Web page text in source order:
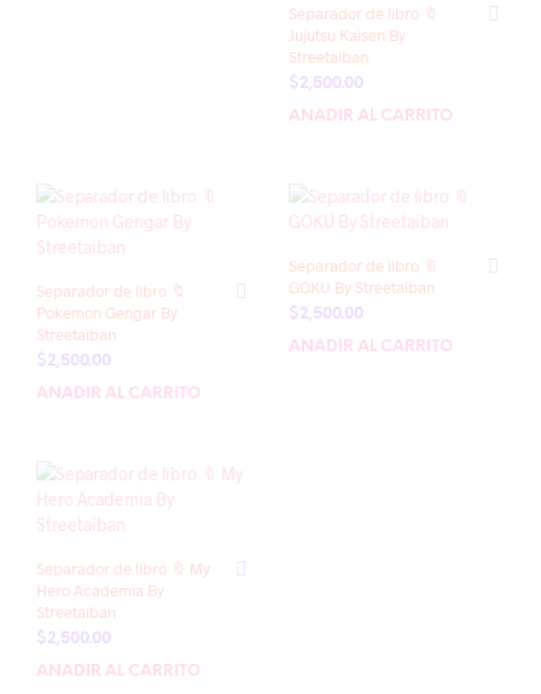
Separador de libro 🔖
Jujutsu Kaisen By
Streetaiban
$2,500.00
AÑADIR AL CARRITO
Separador de libro 🔖
Pokemon Gengar By
Streetaiban
$2,500.00
AÑADIR AL CARRITO
Separador de libro 🔖
GOKU By Streetaiban
$2,500.00
AÑADIR AL CARRITO
Separador de libro 🔖 My
Hero Academia By
Streetaiban
$2,500.00
AÑADIR AL CARRITO